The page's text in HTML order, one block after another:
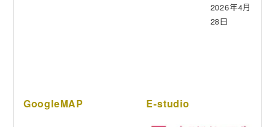
2026年4月
28日
GoogleMAP E-studio